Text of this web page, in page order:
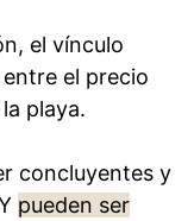
el vínculo
el precio
playa.
concluyentes y
pueden ser